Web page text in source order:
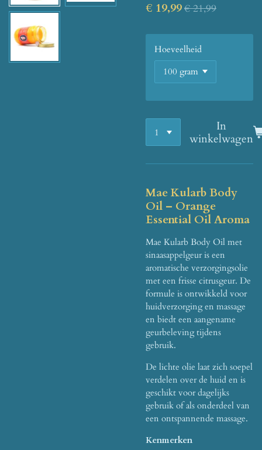
€ 19,99€ 21,99
Hoeveelheid
In
winkelwagen
Mae Kularb Body
Oil – Orange
Essential Oil Aroma
Mae Kularb Body Oil met
sinaasappelgeur is een
aromatische verzorgingsolie
met een frisse citrusgeur. De
formule is ontwikkeld voor
huidverzorging en massage
en biedt een aangename
geurbeleving tijdens
gebruik.
De lichte olie laat zich soepel
verdelen over de huid en is
geschikt voor dagelijks
gebruik of als onderdeel van
een ontspannende massage.
Kenmerken